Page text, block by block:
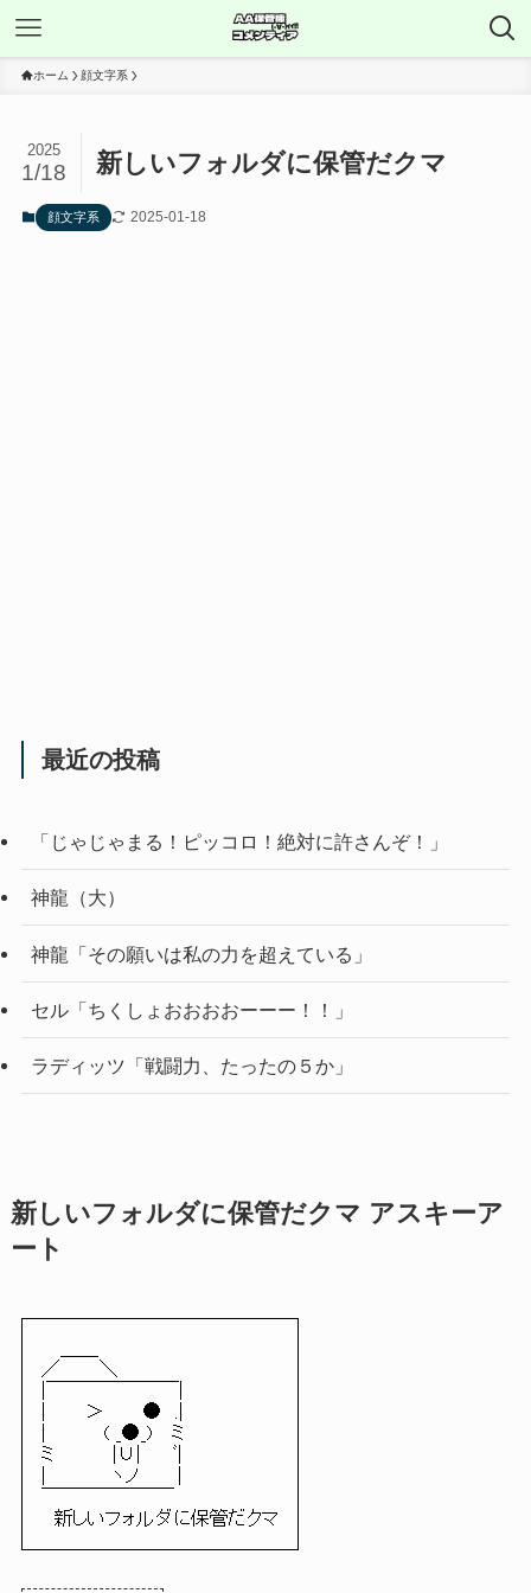
ホーム 顔文字系
新しいフォルダに保管だクマ
2025
1/18
顔文字系 2025-01-18
最近の投稿
「じゃじゃまる！ピッコロ！絶対に許さんぞ！」
神龍（大）
神龍「その願いは私の力を超えている」
セル「ちくしょおおおおーーー！！」
ラディッツ「戦闘力、たったの５か」
新しいフォルダに保管だクマ アスキーア
ート
／ ＼
| ＞ ● .|
| ( _●_) ミ
ミ |∪| ﾞ|
| ヽノ |
新しいフォルダに保管だクマ